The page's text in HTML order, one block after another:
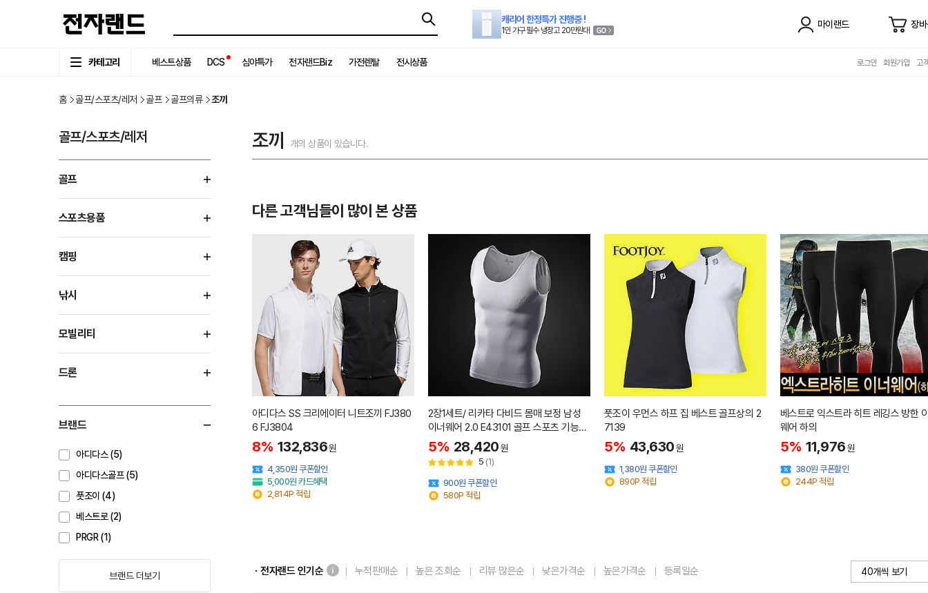
캐리어 한정특가 진행중 !
1인 가구 필수 냉장고 20만원대
마이랜드 장
카테고리 베스트상품 DCS 심야특가 전자랜드Biz 가전렌탈 전시상품 로그인 회원가입 고
홈 골프/스포츠/레저 골프 골프의류 조끼
골프/스포츠/레저
골프
스포츠용품
캠핑
낚시
모빌리티
드론
브랜드
아디다스 (5)
아디다스골프 (5)
풋조이 (4)
베스트로 (2)
PRGR (1)
브랜드 더보기
조끼 개의 상품이 있습니다.
다른 고객님들이 많이 본 상품
아디다스 SS 크리에이터 니트조끼 FJ380
6 FJ3804
8% 132,836원
4,350원 쿠폰할인
5,000원 카드혜택
2,814P 적립
2장1세트/ 리카타 다비드 몸매 보정 남성
이너웨어 2.0 E43101 골프 스포츠 기능성
남자 이너티
5% 28,420원
5 (1)
900원 쿠폰할인
580P 적립
풋조이 우먼스 하프 집 베스트 골프상의 2
7139
5% 43,630원
1,380원 쿠폰할인
890P 적립
베스트로 익스트라 히트 레깅스 방한
웨어 하의
5% 11,976원
380원 쿠폰할인
244P 적립
ㆍ전자랜드 인기순 누적판매순 높은 조회순 리뷰 많은순 낮은가격순 높은가격순 등록일순